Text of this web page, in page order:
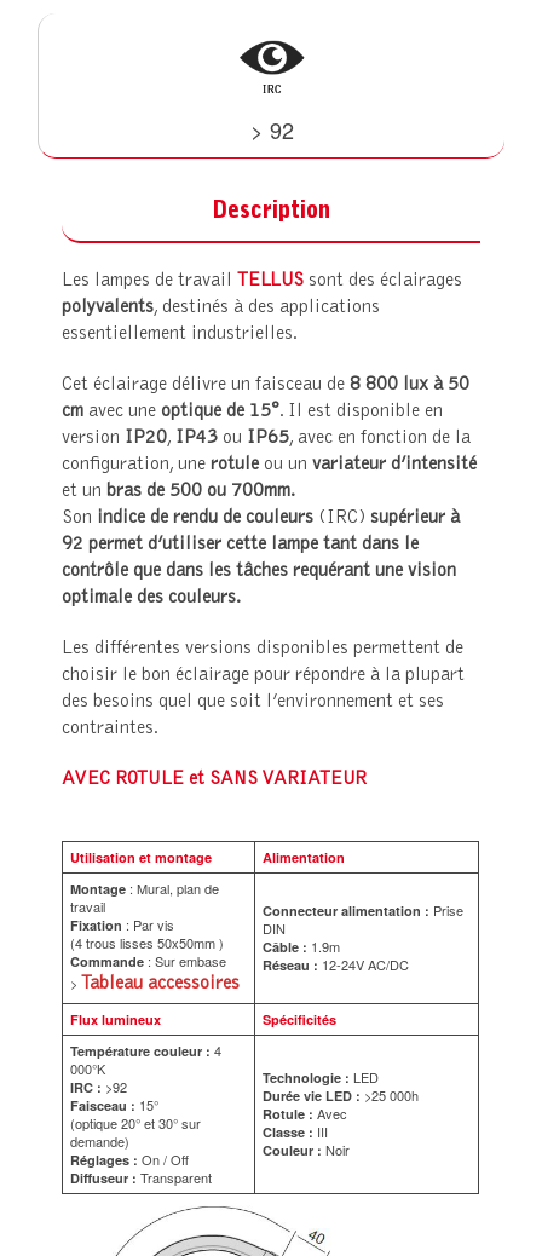
> 92
Description
Les lampes de travail TELLUS sont des éclairages
polyvalents, destinés à des applications
essentiellement industrielles.
Cet éclairage délivre un faisceau de 8 800 lux à 50
cm avec une optique de 15°. Il est disponible en
version IP20, IP43 ou IP65, avec en fonction de la
configuration, unerotule ou un variateur d’intensité
et un bras de 500 ou 700mm.
Son indice de rendu de couleurs (IRC) supérieur à
92 permet d’utiliser cette lampe tant dans le
contrôle que dans les tâches requérant une vision
optimale des couleurs.
Les différentes versions disponibles permettent de
choisir le bon éclairage pour répondre à la plupart
des besoins quel que soit l’environnement et ses
contraintes.
AVEC ROTULE et SANS VARIATEUR
Utilisation et montage
Alimentation
Montage : Mural, plan de
travail
Fixation : Par vis
(4 trous lisses 50x50mm )
Commande : Sur embase
>
Tableau accessoires
Connecteur alimentation : Prise
DIN
Câble : 1.9m
Réseau : 12-24V AC/DC
Flux lumineux
Spécificités
Température couleur : 4
000°K
IRC : >92
Faisceau : 15°
(optique 20° et 30° sur
demande)
Réglages : On / Off
Diffuseur : Transparent
Technologie : LED
Durée vie LED : >25 000h
Rotule : Avec
Classe : III
Couleur : Noir